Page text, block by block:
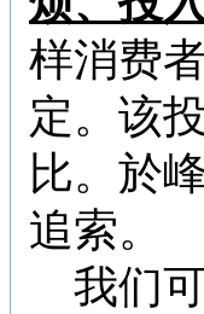
样消费
定。该
比。於
追索。
我们